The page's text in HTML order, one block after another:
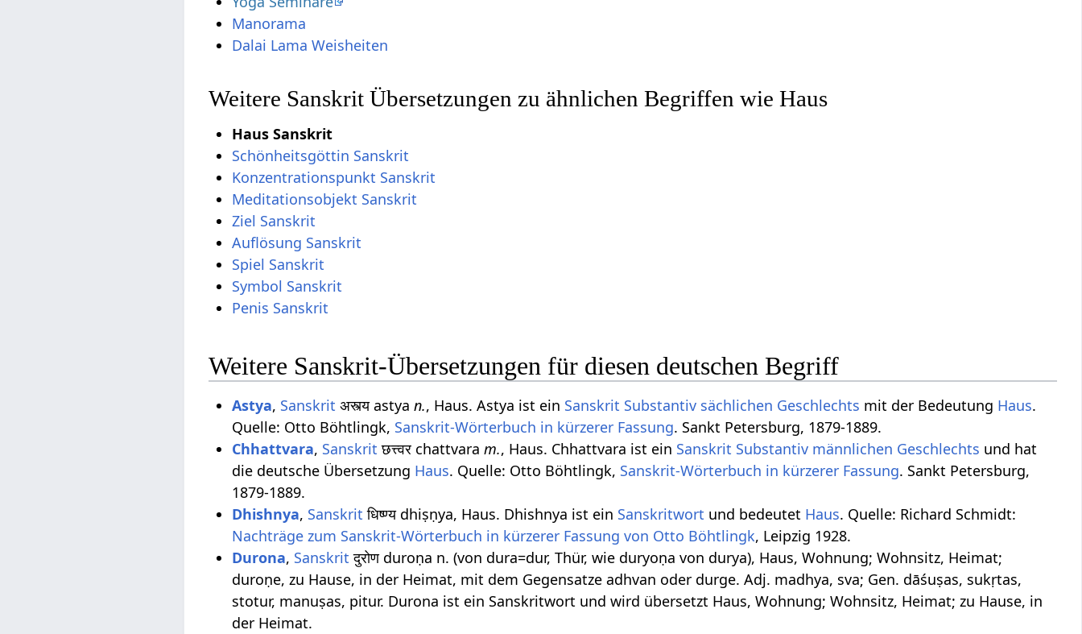
Manorama
Dalai Lama Weisheiten
Weitere Sanskrit Übersetzungen zu ähnlichen Begriffen wie Haus
Haus Sanskrit
Schönheitsgöttin Sanskrit
Konzentrationspunkt Sanskrit
Meditationsobjekt Sanskrit
Ziel Sanskrit
Auflösung Sanskrit
Spiel Sanskrit
Symbol Sanskrit
Penis Sanskrit
Weitere Sanskrit-Übersetzungen für diesen deutschen Begriff
Astya, Sanskrit अस्त्य astyan., Haus. Astya ist ein Sanskrit Substantiv sächlichen Geschlechts mit der Bedeutung Haus.
Quelle: Otto Böhtlingk, Sanskrit-Wörterbuch in kürzerer Fassung. Sankt Petersburg, 1879-1889.
Chhattvara, Sanskrit छत्त्वर chattvaram., Haus. Chhattvara ist ein Sanskrit Substantiv männlichen Geschlechts und hat
die deutsche Übersetzung Haus. Quelle: Otto Böhtlingk, Sanskrit-Wörterbuch in kürzerer Fassung. Sankt Petersburg,
1879-1889.
Dhishnya, Sanskrit धिष्ण्य dhiṣṇya, Haus. Dhishnya ist ein Sanskritwort und bedeutet Haus. Quelle: Richard Schmidt:
Nachträge zum Sanskrit-Wörterbuch in kürzerer Fassung von Otto Böhtlingk, Leipzig 1928.
Durona, Sanskrit दुरोण duroṇa n. (von dura=dur, Thür, wie duryoṇa von durya), Haus, Wohnung; Wohnsitz, Heimat;
duroṇe, zu Hause, in der Heimat, mit dem Gegensatze adhvan oder durge. Adj. madhya, sva; Gen. dāśuṣas, sukṛtas,
stotur, manuṣas, pitur. Durona ist ein Sanskritwort und wird übersetzt Haus, Wohnung; Wohnsitz, Heimat; zu Hause, in
der Heimat.